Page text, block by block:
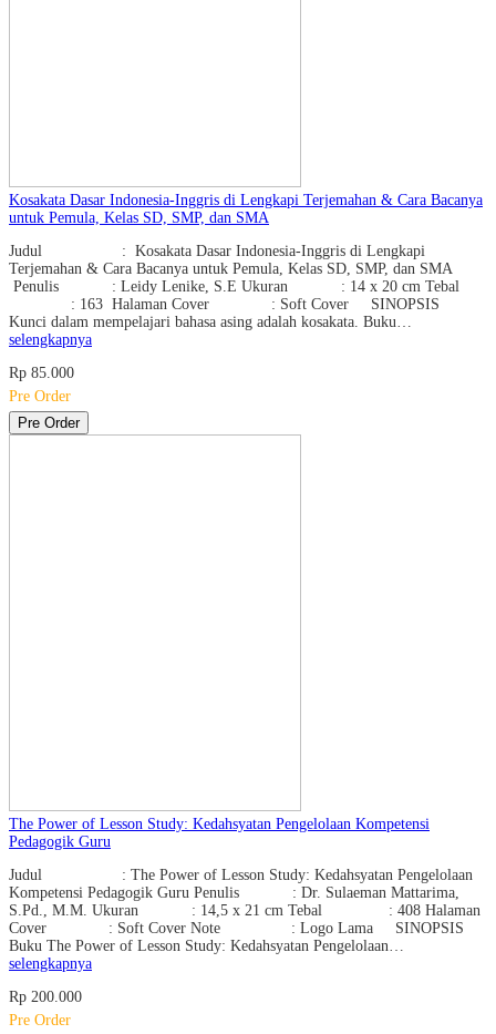
Kosakata Dasar Indonesia-Inggris di Lengkapi Terjemahan & Cara Bacanya
untuk Pemula, Kelas SD, SMP, dan SMA
Judul : Kosakata Dasar Indonesia-Inggris di Lengkapi
Terjemahan & Cara Bacanya untuk Pemula, Kelas SD, SMP, dan SMA
Penulis : Leidy Lenike, S.E Ukuran : 14 x 20 cm Tebal
: 163 Halaman Cover : Soft Cover SINOPSIS
Kunci dalam mempelajari bahasa asing adalah kosakata. Buku…
selengkapnya
Rp 85.000
Pre Order
Pre Order
The Power of Lesson Study: Kedahsyatan Pengelolaan Kompetensi
Pedagogik Guru
Judul : The Power of Lesson Study: Kedahsyatan Pengelolaan
Kompetensi Pedagogik Guru Penulis : Dr. Sulaeman Mattarima,
S.Pd., M.M. Ukuran : 14,5 x 21 cm Tebal : 408 Halaman
Cover : Soft Cover Note : Logo Lama SINOPSIS
Buku The Power of Lesson Study: Kedahsyatan Pengelolaan…
selengkapnya
Rp 200.000
Pre Order